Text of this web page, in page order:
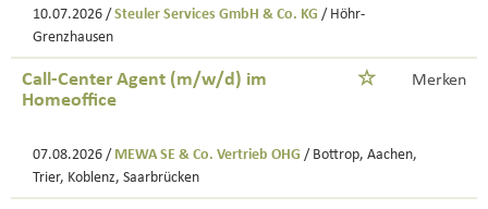
10.07.2026 / Steuler Services GmbH & Co. KG / Höhr-
Grenzhausen
Call-Center Agent (m/w/d) im
Homeoffice
Merken
07.08.2026 / MEWA SE & Co. Vertrieb OHG / Bottrop, Aachen,
Trier, Koblenz, Saarbrücken